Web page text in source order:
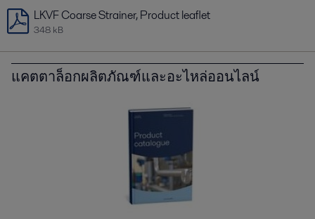
LKVF Coarse Strainer, Product leaflet
348 kB
แคตตาล็อกผลิตภัณฑ์และอะไหล่ออนไลน์